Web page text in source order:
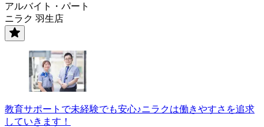
アルバイト・パート
ニラク 羽生店
教育サポートで未経験でも安心♪ニラクは働きやすさを追求
していきます！